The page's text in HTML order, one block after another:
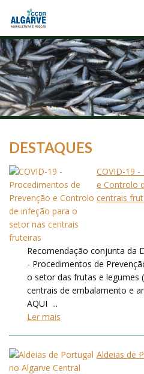
DESTAQUES
COVID-19
e Controlo
centrais
Recomendação conjunta da
- Procedimentos de
o setor das frutas e legumes
centrais de embalamento e
AQUI ...
Ler mais
Aldeias de